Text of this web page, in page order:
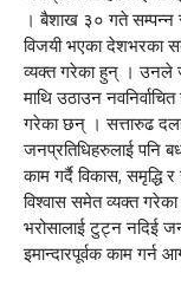
। बैशाख ३० गते सम्पन्न
विजयी भएका देशभरका
व्यक्त गरेका हुन् । उनले
माथि उठाउन
गरेका छन् । सत्तारुढ
जनप्रतिधिहरुलाई पनि
काम गर्दै विकास, समृद्धि
विश्वास समेत व्यक्त
भरोसालाई टुट्न नदिई
इमान्दारपूर्वक काम गर्न